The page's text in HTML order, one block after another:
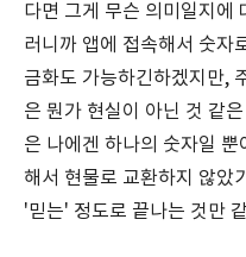
다면 그게 무슨 의미일지에
러니까 앱에 접속해서 숫자
금화도 가능하긴하겠지만,
은 뭔가 현실이 아닌 것 같
은 나에겐 하나의 숫자일
해서 현물로 교환하지 않았
'믿는' 정도로 끝나는 것만